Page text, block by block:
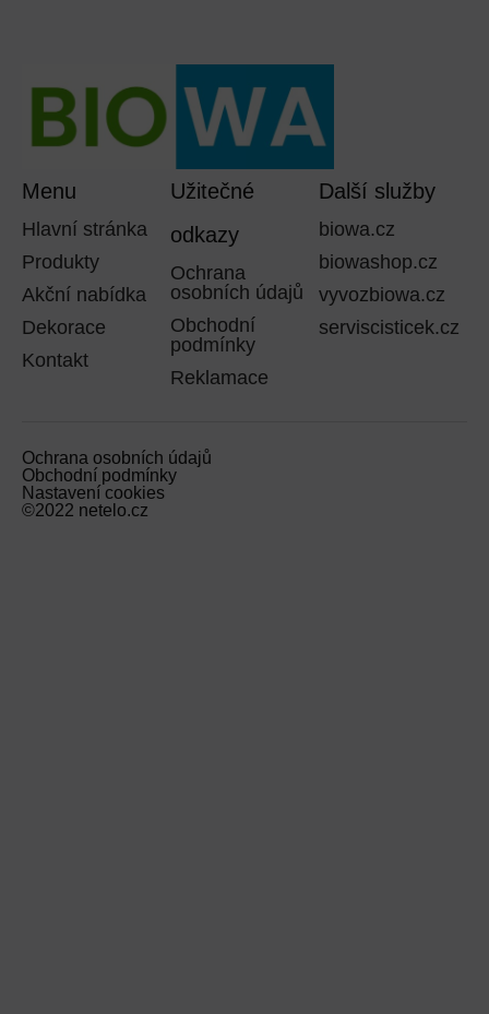
Menu
Hlavní stránka
Produkty
Akční nabídka
Dekorace
Kontakt
Užitečné
odkazy
Ochrana
osobních údajů
Obchodní
podmínky
Reklamace
Další služby
biowa.cz
biowashop.cz
vyvozbiowa.cz
serviscisticek.cz
Ochrana osobních údajů
Obchodní podmínky
Nastavení cookies
©2022 netelo.cz